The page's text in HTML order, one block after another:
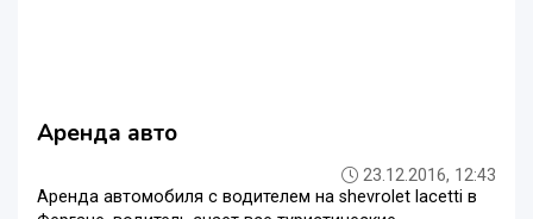
Аренда авто
23.12.2016, 12:43
Аренда автомобиля с водителем на shevrolet lacetti в